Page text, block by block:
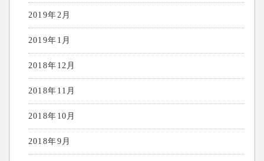
2019年2月
2019年1月
2018年12月
2018年11月
2018年10月
2018年9月